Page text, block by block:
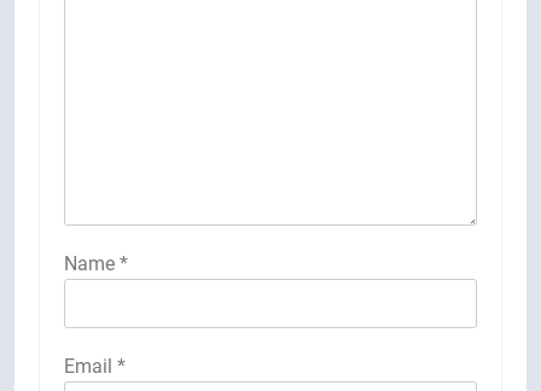
Name *
Email *